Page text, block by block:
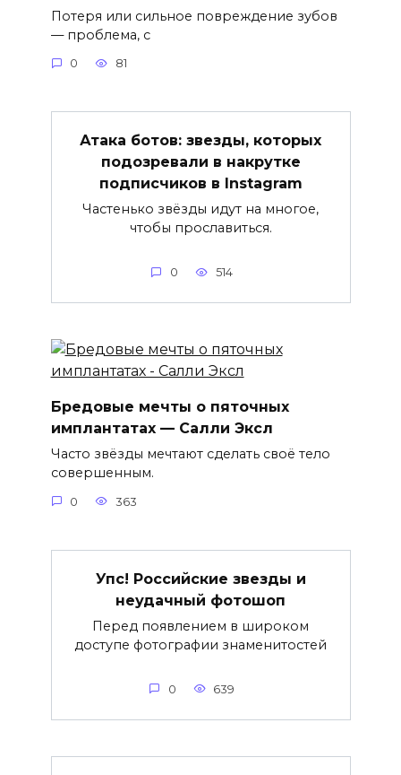
Потеря или сильное повреждение зубов
— проблема, с
0 81
Атака ботов: звезды, которых
подозревали в накрутке
подписчиков в Instagram
Частенько звёзды идут на многое,
чтобы прославиться.
0 514
Бредовые мечты о пяточных
имплантатах — Салли Эксл
Часто звёзды мечтают сделать своё тело
совершенным.
0 363
Упс! Российские звезды и
неудачный фотошоп
Перед появлением в широком
доступе фотографии знаменитостей
0 639